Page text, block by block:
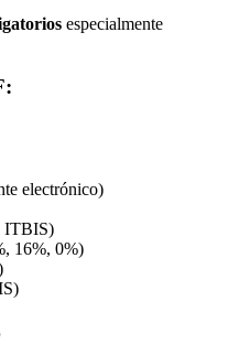
especialmente
electrónico)
ITBIS)
16%, 0%)